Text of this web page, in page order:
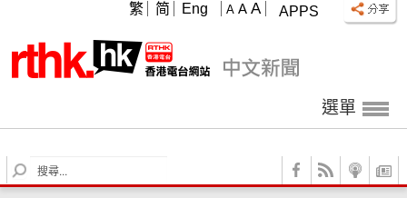
APPS
A A A
繁 简 Eng
選單
S
e